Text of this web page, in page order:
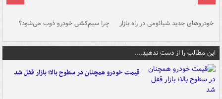
خودروهای جدید شیائومی در راه بازار چرا سیم‌کشی خودرو ذوب می‌شود؟
این مطالب را از دست ندهید....
قیمت خودرو همچنان در سطوح بالا؛ بازار قفل شد